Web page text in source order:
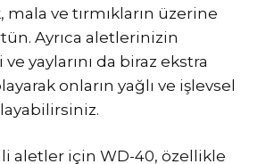
ve tırmıkların üzerine
Ayrıca aletlerinizin
yaylarını da biraz ekstra
onların yağlı ve işlevsel
aletler için WD-40, özellikle